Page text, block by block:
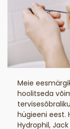
Meie
hoolitseda
hügieeni eest.
Hydrophil, Jack